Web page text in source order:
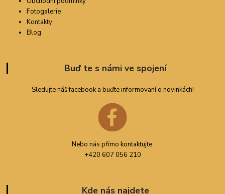
Fotogalerie
Kontakty
Blog
Buď te s námi ve spojení
Sledujte náš facebook a buďte informovaní o novinkách!
Nebo nás přímo kontaktujte:
+420 607 056 210
Kde nás najdete